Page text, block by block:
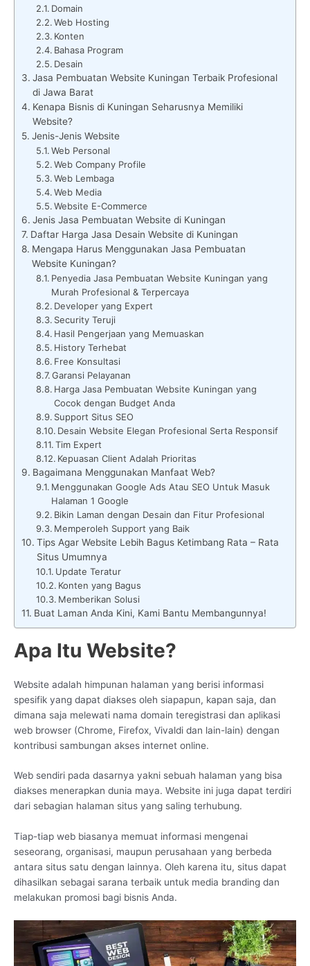
Domain
Web Hosting
Konten
Bahasa Program
Desain
Jasa Pembuatan Website Kuningan Terbaik Profesional
di Jawa Barat
Kenapa Bisnis di Kuningan Seharusnya Memiliki
Website?
Jenis-Jenis Website
Web Personal
Web Company Profile
Web Lembaga
Web Media
Website E-Commerce
Jenis Jasa Pembuatan Website di Kuningan
Daftar Harga Jasa Desain Website di Kuningan
Mengapa Harus Menggunakan Jasa Pembuatan
Website Kuningan?
Penyedia Jasa Pembuatan Website Kuningan yang
Murah Profesional & Terpercaya
Developer yang Expert
Security Teruji
Hasil Pengerjaan yang Memuaskan
History Terhebat
Free Konsultasi
Garansi Pelayanan
Harga Jasa Pembuatan Website Kuningan yang
Cocok dengan Budget Anda
Support Situs SEO
Desain Website Elegan Profesional Serta Responsif
Tim Expert
Kepuasan Client Adalah Prioritas
Bagaimana Menggunakan Manfaat Web?
Menggunakan Google Ads Atau SEO Untuk Masuk
Halaman 1 Google
Bikin Laman dengan Desain dan Fitur Profesional
Memperoleh Support yang Baik
Tips Agar Website Lebih Bagus Ketimbang Rata – Rata
Situs Umumnya
Update Teratur
Konten yang Bagus
Memberikan Solusi
Buat Laman Anda Kini, Kami Bantu Membangunnya!
Apa Itu Website?
Website adalah himpunan halaman yang berisi informasi
spesifik yang dapat diakses oleh siapapun, kapan saja, dan
dimana saja melewati nama domain teregistrasi dan aplikasi
web browser (Chrome, Firefox, Vivaldi dan lain-lain) dengan
kontribusi sambungan akses internet online.
Web sendiri pada dasarnya yakni sebuah halaman yang bisa
diakses menerapkan dunia maya. Website ini juga dapat terdiri
dari sebagian halaman situs yang saling terhubung.
Tiap-tiap web biasanya memuat informasi mengenai
seseorang, organisasi, maupun perusahaan yang berbeda
antara situs satu dengan lainnya. Oleh karena itu, situs dapat
dihasilkan sebagai sarana terbaik untuk media branding dan
melakukan promosi bagi bisnis Anda.